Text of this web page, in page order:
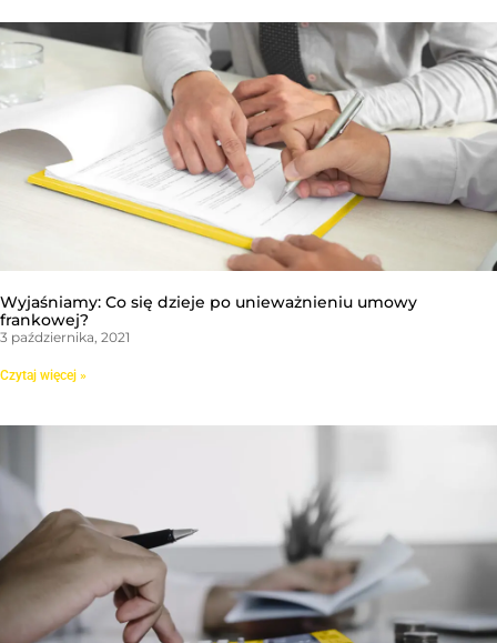
Wyjaśniamy: Co się dzieje po unieważnieniu umowy
frankowej?
3 października, 2021
Czytaj więcej »